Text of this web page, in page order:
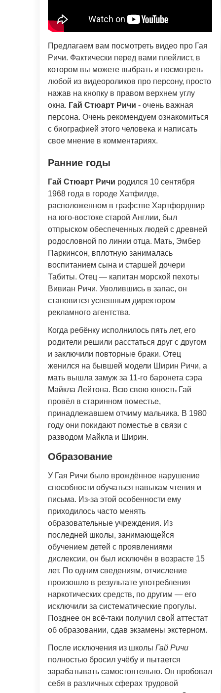
Предлагаем вам посмотреть видео про Гая
Ричи. Фактически перед вами плейлист, в
котором вы можете выбрать и посмотреть
любой из видеороликов про персону, просто
нажав на кнопку в правом верхнем углу
окна. Гай Стюарт Ричи - очень важная
персона. Очень рекомендуем ознакомиться
с биографией этого человека и написать
свое мнение в комментариях.
Ранние годы
Гай Стюарт Ричи родился 10 сентября
1968 года в городе Хатфилде,
расположенном в графстве Хартфордшир
на юго-востоке старой Англии, был
отпрыском обеспеченных людей с древней
родословной по линии отца. Мать, Эмбер
Паркинсон, вплотную занималась
воспитанием сына и старшей дочери
Табиты. Отец — капитан морской пехоты
Вивиан Ричи. Уволившись в запас, он
становится успешным директором
рекламного агентства.
Когда ребёнку исполнилось пять лет, его
родители решили расстаться друг с другом
и заключили повторные браки. Отец
женился на бывшей модели Ширин Ричи, а
мать вышла замуж за 11-го баронета сэра
Майкла Лейтона. Всю свою юность Гай
провёл в старинном поместье,
принадлежавшем отчиму мальчика. В 1980
году они покидают поместье в связи с
разводом Майкла и Ширин.
Образование
У Гая Ричи было врождённое нарушение
способности обучаться навыкам чтения и
письма. Из-за этой особенности ему
приходилось часто менять
образовательные учреждения. Из
последней школы, занимающейся
обучением детей с проявлениями
дислексии, он был исключён в возрасте 15
лет. По одним сведениям, отчисление
произошло в результате употребления
наркотических средств, по другим — его
исключили за систематические прогулы.
Позднее он всё-таки получил свой аттестат
об образовании, сдав экзамены экстерном.
После исключения из школы Гай Ричи
полностью бросил учёбу и пытается
зарабатывать самостоятельно. Он пробовал
себя в различных сферах трудовой